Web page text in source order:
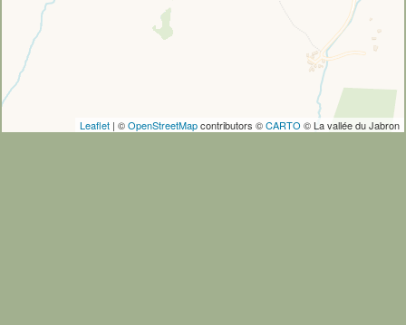
Leaflet| ©OpenStreetMapcontributors ©CARTO © La vallée du Jabron